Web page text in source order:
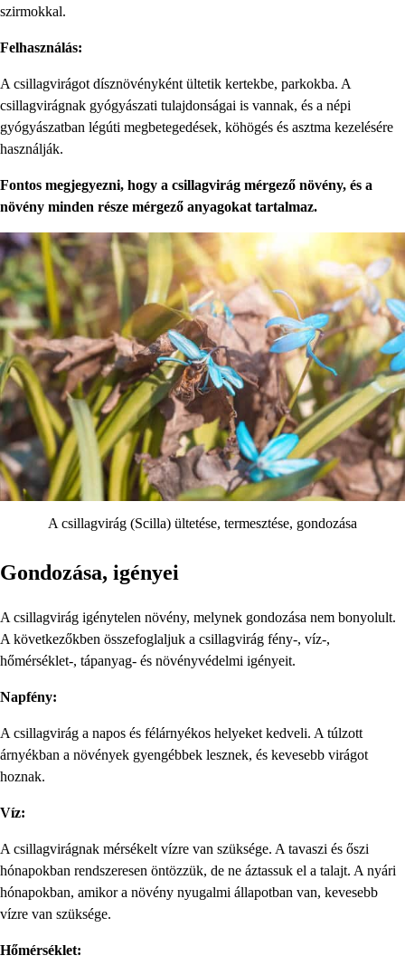
szirmokkal.
Felhasználás:
A csillagvirágot dísznövényként ültetik kertekbe, parkokba. A
csillagvirágnak gyógyászati ​​tulajdonságai is vannak, és a népi
gyógyászatban légúti megbetegedések, köhögés és asztma kezelésére
használják.
Fontos megjegyezni, hogy a csillagvirág mérgező növény, és a
növény minden része mérgező anyagokat tartalmaz.
A csillagvirág (Scilla) ültetése, termesztése, gondozása
Gondozása, igényei
A csillagvirág igénytelen növény, melynek gondozása nem bonyolult.
A következőkben összefoglaljuk a csillagvirág fény-, víz-,
hőmérséklet-, tápanyag- és növényvédelmi igényeit.
Napfény:
A csillagvirág a napos és félárnyékos helyeket kedveli. A túlzott
árnyékban a növények gyengébbek lesznek, és kevesebb virágot
hoznak.
Víz:
A csillagvirágnak mérsékelt vízre van szüksége. A tavaszi és őszi
hónapokban rendszeresen öntözzük, de ne áztassuk el a talajt. A nyári
hónapokban, amikor a növény nyugalmi állapotban van, kevesebb
vízre van szüksége.
Hőmérséklet: